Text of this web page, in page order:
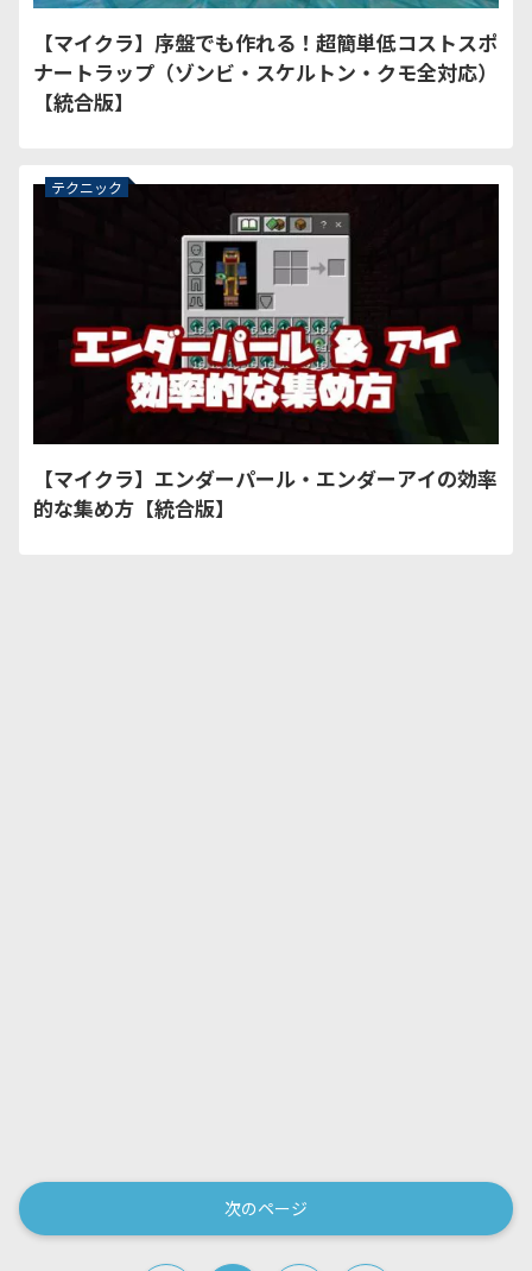
【マイクラ】序盤でも作れる！超簡単低コストスポ
ナートラップ（ゾンビ・スケルトン・クモ全対応）
【統合版】
テクニック
【マイクラ】エンダーパール・エンダーアイの効率
的な集め方【統合版】
次のページ